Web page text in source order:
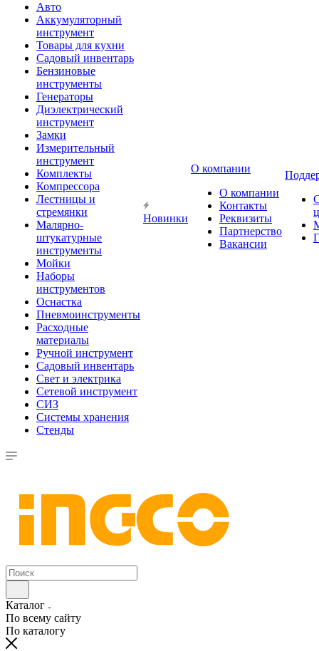
Авто
Аккумуляторный
инструмент
Товары для кухни
Садовый инвентарь
Бензиновые
инструменты
Генераторы
Диэлектрический
инструмент
Замки
Измерительный
инструмент
Комплекты
Компрессора
Лестницы и
стремянки
Малярно-
штукатурные
инструменты
Мойки
Наборы
инструментов
Оснастка
Пневмоинструменты
Расходные
материалы
Ручной инструмент
Садовый инвентарь
Свет и электрика
Сетевой инструмент
СИЗ
Системы хранения
Стенды
Новинки
О компании
О компании
Контакты
Реквизиты
Партнерство
Вакансии
Каталог
По всему сайту
По каталогу